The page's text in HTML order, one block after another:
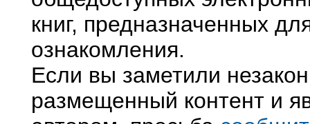
книг, предназначенных
ознакомления.
Если вы заметили
размещенный контент и